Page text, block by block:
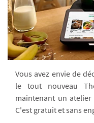
Vous avez envie de
le tout nouveau
maintenant un atelier
C'est gratuit et sans